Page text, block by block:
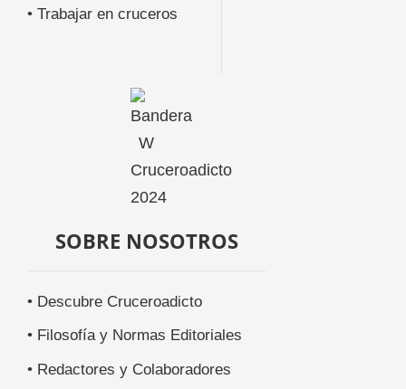
• Trabajar en cruceros
SOBRE NOSOTROS
• Descubre Cruceroadicto
• Filosofía y Normas Editoriales
• Redactores y Colaboradores